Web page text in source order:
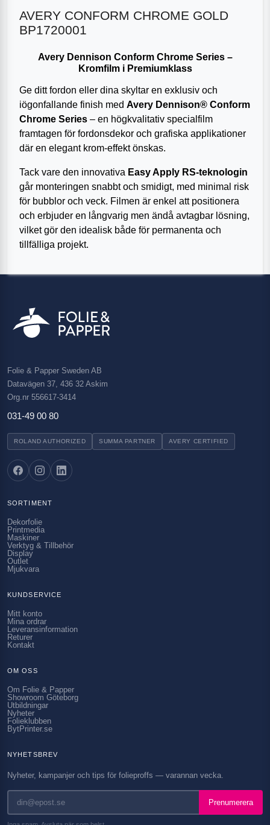
AVERY CONFORM CHROME GOLD
BP1720001
Avery Dennison Conform Chrome Series –
Kromfilm i Premiumklass
Ge ditt fordon eller dina skyltar en exklusiv och
iögonfallande finish med Avery Dennison® Conform
Chrome Series – en högkvalitativ specialfilm
framtagen för fordonsdekor och grafiska applikationer
där en elegant krom-effekt önskas.
Tack vare den innovativa Easy Apply RS-teknologin
går monteringen snabbt och smidigt, med minimal risk
för bubblor och veck. Filmen är enkel att positionera
och erbjuder en långvarig men ändå avtagbar lösning,
vilket gör den idealisk både för permanenta och
tillfälliga projekt.
Folie & Papper Sweden AB
Datavägen 37, 436 32 Askim
Org.nr 556617-3414
031-49 00 80
ROLAND AUTHORIZED SUMMA PARTNER AVERY CERTIFIED
SORTIMENT
Dekorfolie
Printmedia
Maskiner
Verktyg & Tillbehör
Display
Outlet
Mjukvara
KUNDSERVICE
Mitt konto
Mina ordrar
Leveransinformation
Returer
Kontakt
OM OSS
Om Folie & Papper
Showroom Göteborg
Utbildningar
Nyheter
Folieklubben
BytPrinter.se
NYHETSBREV
Nyheter, kampanjer och tips för folieproffs — varannan vecka.
Prenumerera